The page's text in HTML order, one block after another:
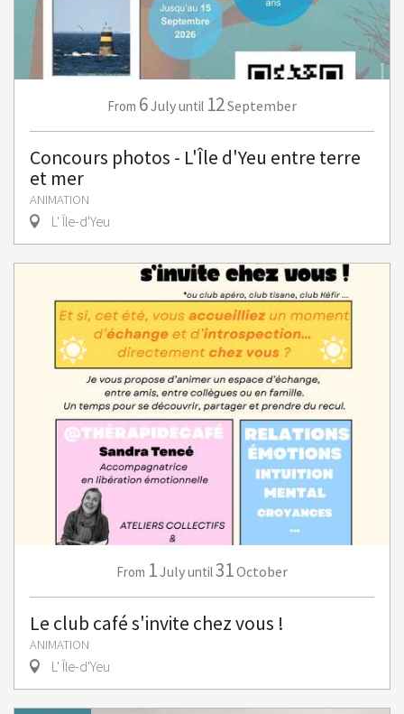
From 6Julyuntil 12September
Concours photos - L'Île d'Yeu entre terre
et mer
ANIMATION
L' Île-d'Yeu
From 1Julyuntil31October
Le club café s'invite chez vous !
ANIMATION
L' Île-d'Yeu